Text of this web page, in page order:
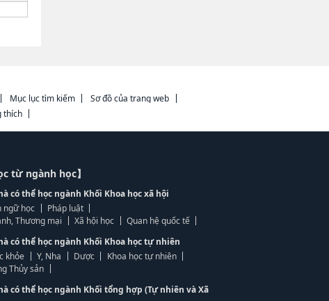
Mục lục tìm kiếm
Sơ đồ của trang web
thích
từ ngành học】
có thể học ngành Khối Khoa học xã hội
ngữ học
Pháp luật
Thương mại
Xã hội học
Quan hệ quốc tế
có thể học ngành Khối Khoa học tự nhiên
khỏe
Y, Nha Dược
Khoa học tự nhiên
Thủy sản
có thể học ngành Khối tổng hợp (Tự nhiên và Xã